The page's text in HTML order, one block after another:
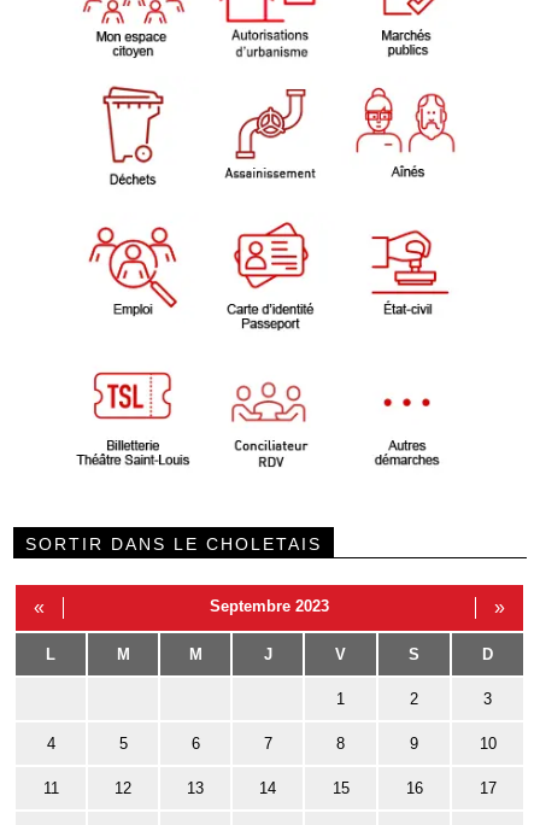
SORTIR DANS LE CHOLETAIS
« Septembre 2023 »
L M M J V S D
1 2 3
4 5 6 7 8 9 10
11 12 13 14 15 16 17